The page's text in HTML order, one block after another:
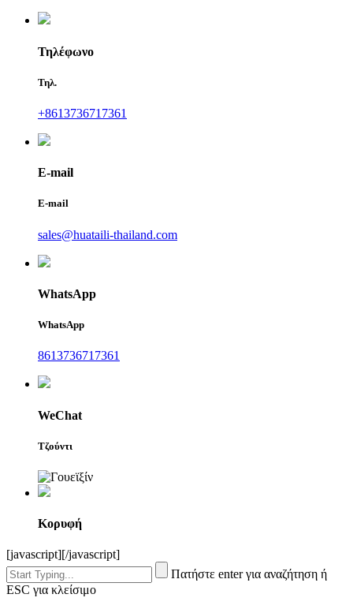
Τηλέφωνο
Τηλ.
+8613736717361
E-mail
E-mail
sales@huataili-thailand.com
WhatsApp
WhatsApp
8613736717361
WeChat
Τζούντι
Κορυφή
[javascript][/javascript]
Πατήστε enter για αναζήτηση ή
ESC για κλείσιμο